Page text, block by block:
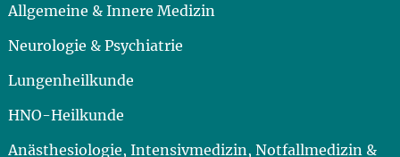
Allgemeine & Innere Medizin
Neurologie & Psychiatrie
Lungenheilkunde
HNO-Heilkunde
Anästhesiologie, Intensivmedizin, Notfallmedizin &